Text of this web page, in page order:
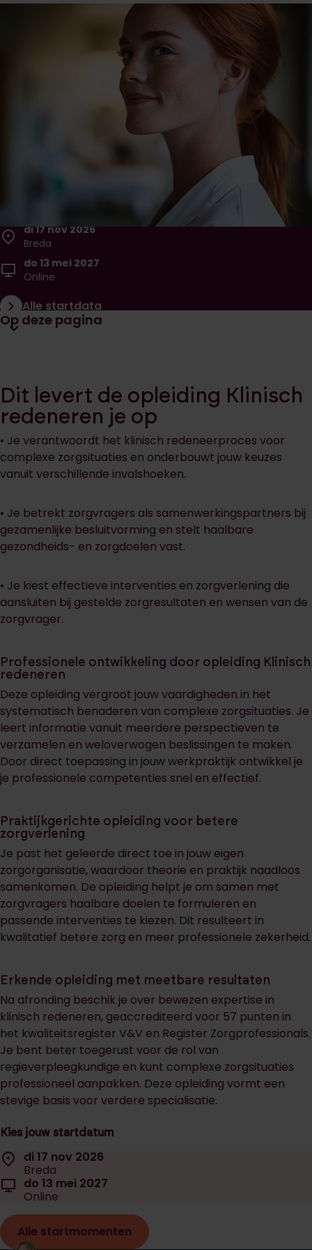
Klinisch redeneren
Ontwikkel je klinisch inzicht en leer systematisch én
samen met de zorgvrager beslissingen nemen die het
verschil maken in complexe zorgsituaties.
Prijs
€ 1.600,-
Inschrijven
Brochure downloaden
Eerstvolgende startdata
di 17 nov 2026
Breda
do 13 mei 2027
Online
Alle startdata
Open huidige pagina navigatie
Op deze pagina
Dit levert de opleiding Klinisch
redeneren je op
• Je verantwoordt het klinisch redeneerproces voor
complexe zorgsituaties en onderbouwt jouw keuzes
vanuit verschillende invalshoeken.
• Je betrekt zorgvragers als samenwerkingspartners bij
gezamenlijke besluitvorming en stelt haalbare
gezondheids- en zorgdoelen vast.
• Je kiest effectieve interventies en zorgverlening die
aansluiten bij gestelde zorgresultaten en wensen van de
zorgvrager.
Professionele ontwikkeling door opleiding Klinisch
redeneren
Deze opleiding vergroot jouw vaardigheden in het
systematisch benaderen van complexe zorgsituaties. Je
leert informatie vanuit meerdere perspectieven te
verzamelen en weloverwogen beslissingen te maken.
Door direct toepassing in jouw werkpraktijk ontwikkel je
je professionele competenties snel en effectief.
Praktijkgerichte opleiding voor betere
zorgverlening
Je past het geleerde direct toe in jouw eigen
zorgorganisatie, waardoor theorie en praktijk naadloos
samenkomen. De opleiding helpt je om samen met
zorgvragers haalbare doelen te formuleren en
passende interventies te kiezen. Dit resulteert in
kwalitatief betere zorg en meer professionele zekerheid.
Erkende opleiding met meetbare resultaten
Na afronding beschik je over bewezen expertise in
klinisch redeneren, geaccrediteerd voor 57 punten in
het kwaliteitsregister V&V en Register Zorgprofessionals.
Je bent beter toegerust voor de rol van
regieverpleegkundige en kunt complexe zorgsituaties
professioneel aanpakken. Deze opleiding vormt een
stevige basis voor verdere specialisatie.
Kies jouw startdatum
Selecteer een startdatum:
Datum:
di 17 nov 2026
Locatie:
Breda
Datum:
do 13 mei 2027
Locatie:
Online
Alle startmomenten